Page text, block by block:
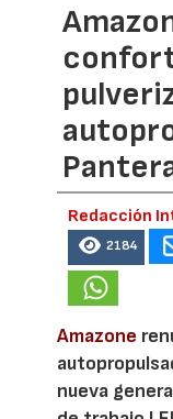
Redacción
2184
Amazone
nueva